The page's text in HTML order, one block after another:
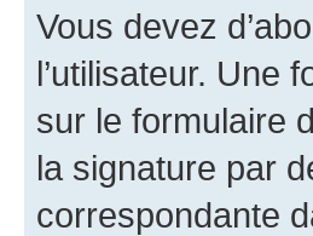
Vous devez
l’utilisateur. Une
sur le formulaire
la signature par
correspondante